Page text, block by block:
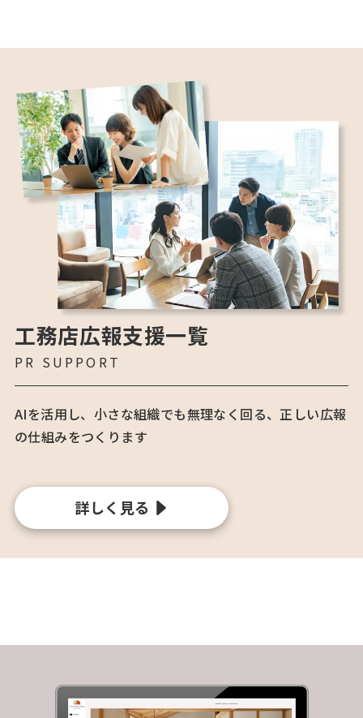
工務店広報支援一覧
PR SUPPORT
AIを活用し、小さな組織でも無理なく回る、正しい広報
の仕組みをつくります
詳しく見る